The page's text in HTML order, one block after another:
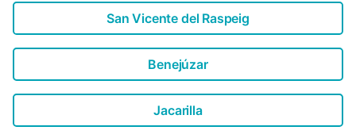
San Vicente del Raspeig
Benejúzar
Jacarilla